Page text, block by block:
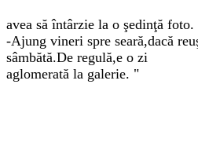
avea să întârzie la o şedinţă foto.
-Ajung vineri spre seară,dacă
sâmbătă.De regulă,e o zi
aglomerată la galerie. "